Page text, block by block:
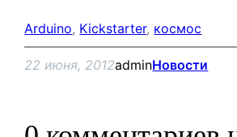
Arduino, Kickstarter, космос
22 июня, 2012adminНовости